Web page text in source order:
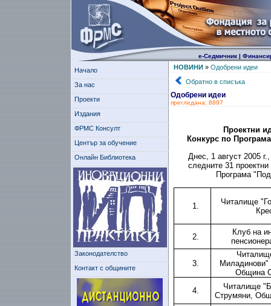
е-Седмичник|
Начало
За нас
Проекти
Издания
ФРМС Консулт
Център за обучение
Онлайн Библиотека
Законодателство
Контакт с общините
НОВИНИ» Одобрени идеи
Обратно в списъка
Одобрени идеи
прегледана: 8897
Проектни
Конкурс по
Днес, 1 август 2005
следните 31
Програма
1.
Читалище
2.
Клуб на
3.
Община
4.
Читалище
Струмяни,